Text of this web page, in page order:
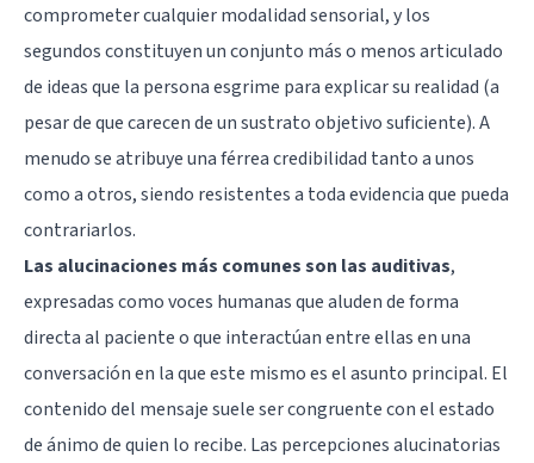
comprometer cualquier modalidad sensorial, y los
segundos constituyen un conjunto más o menos articulado
de ideas que la persona esgrime para explicar su realidad (a
pesar de que carecen de un sustrato objetivo suficiente). A
menudo se atribuye una férrea credibilidad tanto a unos
como a otros, siendo resistentes a toda evidencia que pueda
contrariarlos.
Las alucinaciones más comunes son las auditivas,
expresadas como voces humanas que aluden de forma
directa al paciente o que interactúan entre ellas en una
conversación en la que este mismo es el asunto principal. El
contenido del mensaje suele ser congruente con el estado
de ánimo de quien lo recibe. Las percepciones alucinatorias